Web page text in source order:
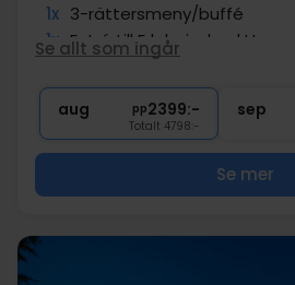
1x 3-rättersmeny/buffé
1x Entré till Erlebninsbad
Gratis parkering vid hotellet
2x 10% rabatt i restaurangen
Se allt som ingår
aug pp2399:-
Totalt 4798:-
sep
Se mer